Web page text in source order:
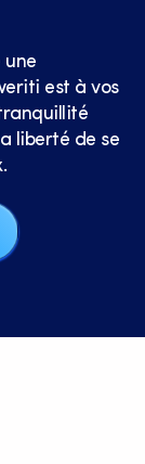
une
est à vos
liberté de se